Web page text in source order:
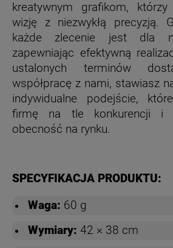
kreatywnym grafikom, którzy
wizję z niezwykłą precyzją.
każde zlecenie jest dla
zapewniając efektywną
ustalonych terminów
współpracę z nami, stawiasz
indywidualne podejście,
firmę na tle konkurencji i
obecność na rynku.
SPECYFIKACJA PRODUKTU:
Waga: 60 g
Wymiary: 42 × 38 cm